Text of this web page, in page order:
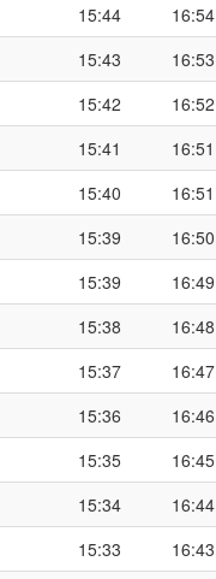
15:44
16:54
15:43
16:53
15:42
16:52
15:41
16:51
15:40
16:51
15:39
16:50
15:39
16:49
15:38
16:48
15:37
16:47
15:36
16:46
15:35
16:45
15:34
16:44
15:33
16:43